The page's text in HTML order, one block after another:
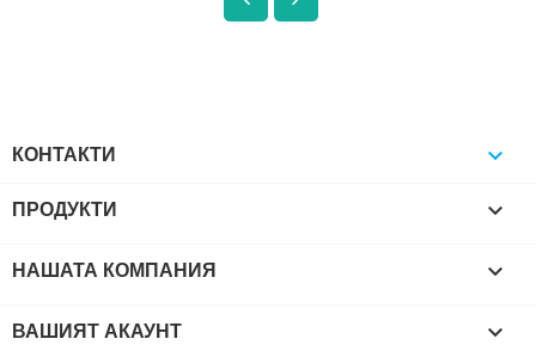
КОНТАКТИ 
ПРОДУКТИ 
НАШАТА КОМПАНИЯ 
ВАШИЯТ АКАУНТ 